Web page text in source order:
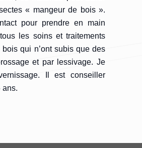
« mangeur de bois ».
pour prendre en main
les soins et traitements
qui n’ont subis que des
et par lessivage. Je
Il est conseiller
ans.